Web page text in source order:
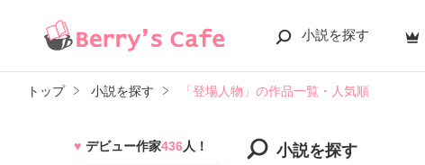
小説を探す
トップ 小説を探す 「登場人物」の作品一覧・人気順
小説を探す
デビュー作家436人！